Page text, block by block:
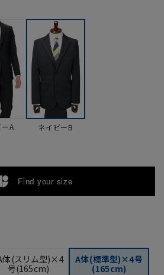
A ネイビーB
Find your size
体(スリム型)×4
号(165cm)
A体(標準型)×4号
(165cm)